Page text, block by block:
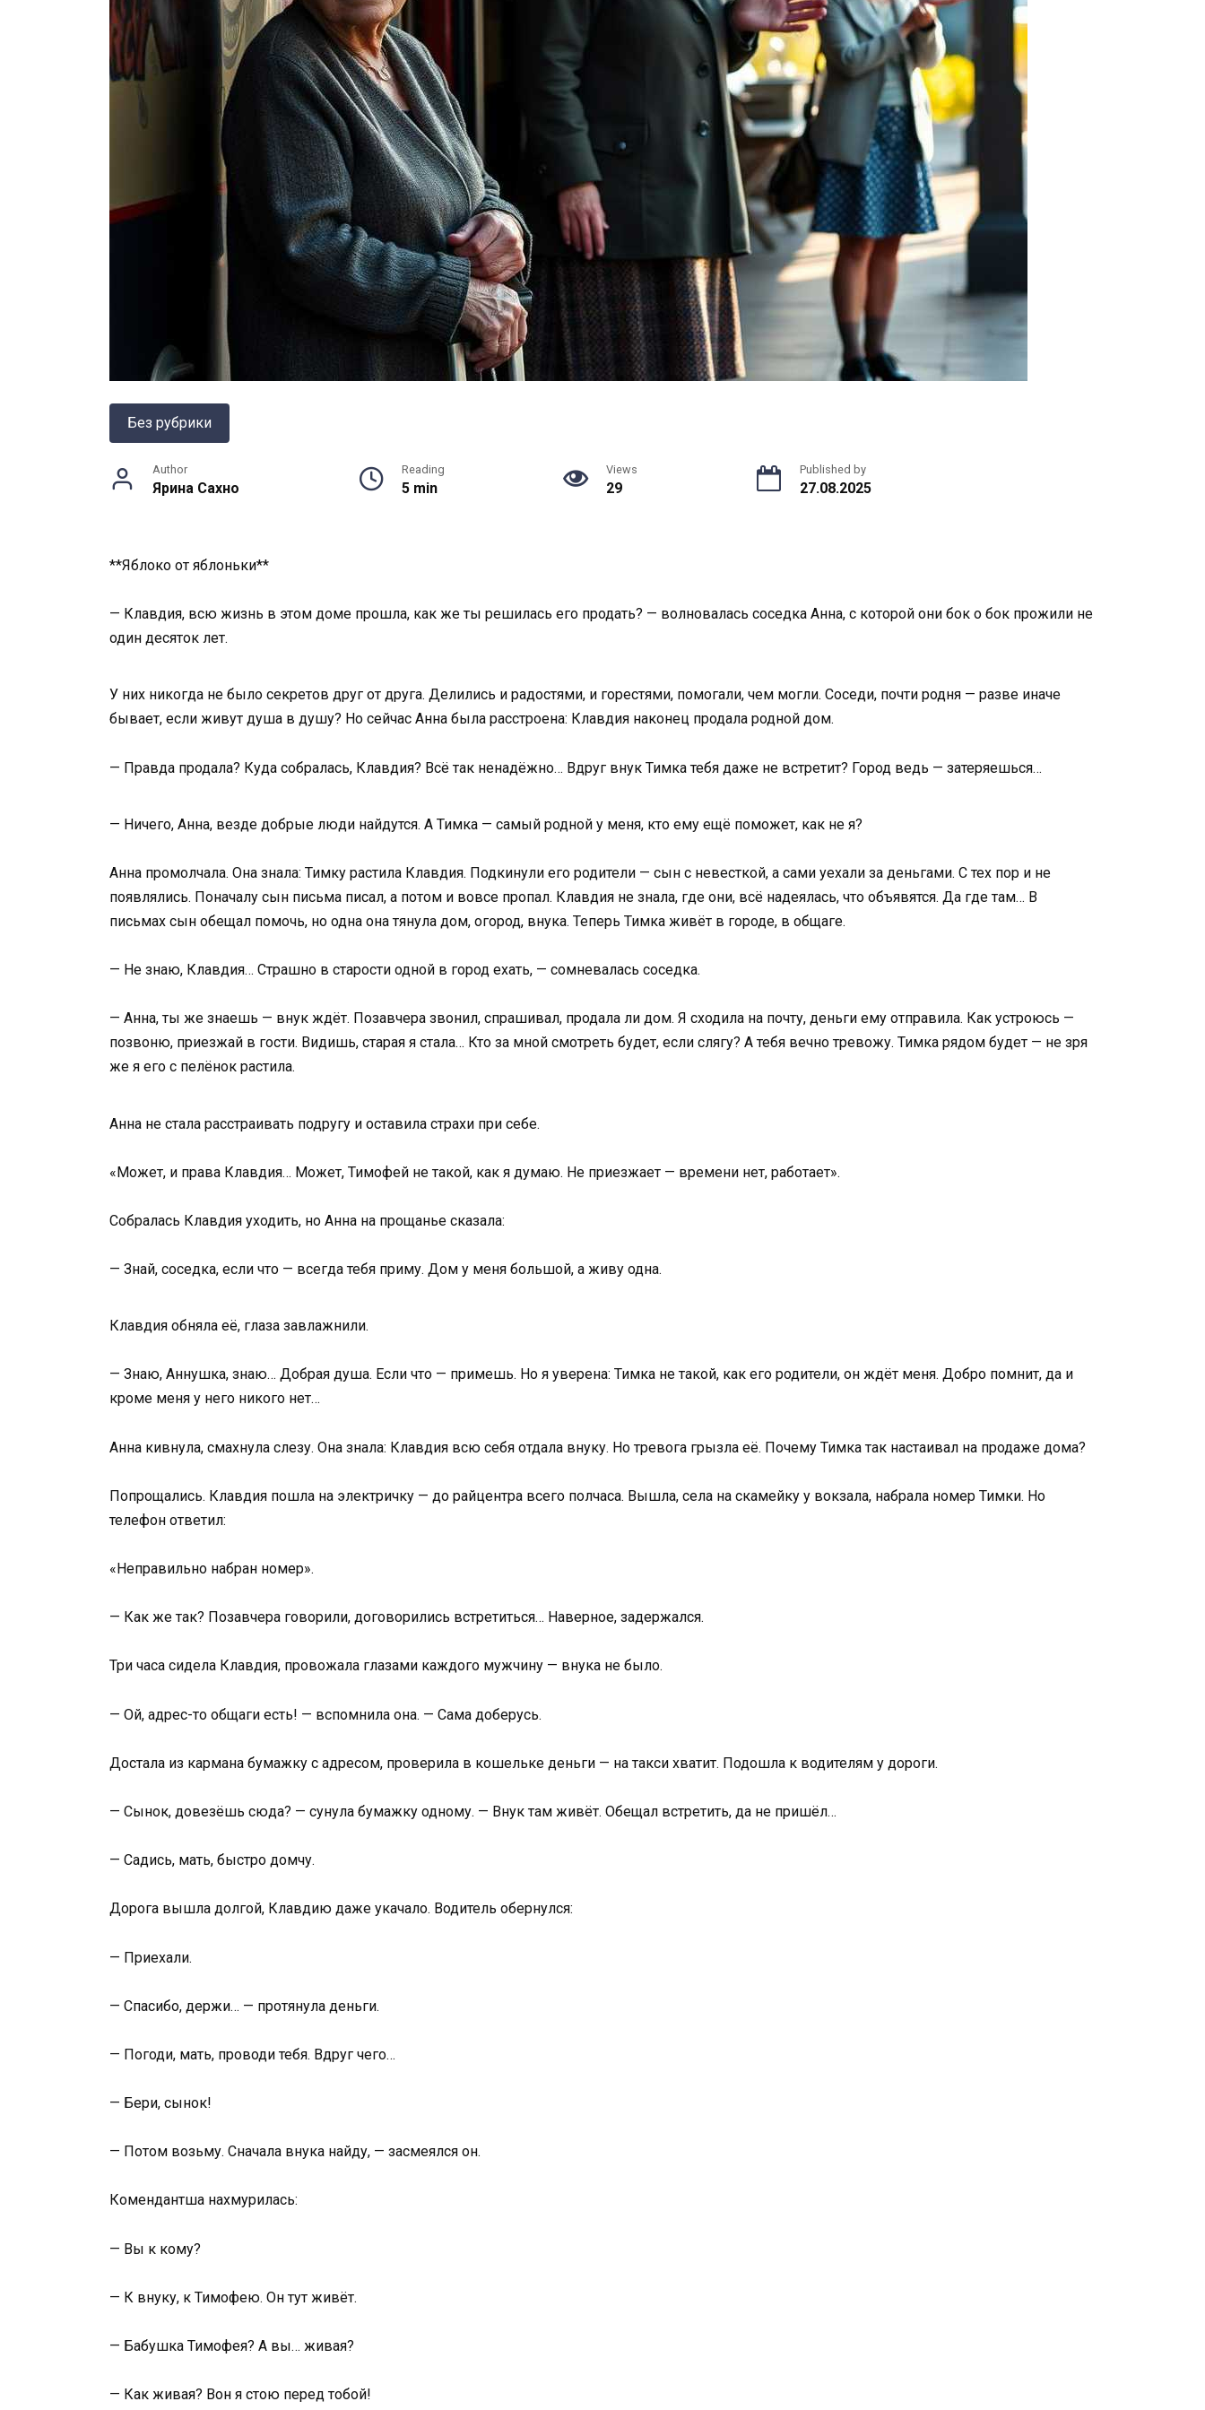
Без рубрики
Author
Ярина Сахно
Reading
5 min
Views
29
Published by
27.08.2025
**Яблоко от яблоньки**
— Клавдия, всю жизнь в этом доме прошла, как же ты решилась его продать? — волновалась соседка Анна, с которой они бок о бок прожили не
один десяток лет.
У них никогда не было секретов друг от друга. Делились и радостями, и горестями, помогали, чем могли. Соседи, почти родня — разве иначе
бывает, если живут душа в душу? Но сейчас Анна была расстроена: Клавдия наконец продала родной дом.
— Правда продала? Куда собралась, Клавдия? Всё так ненадёжно… Вдруг внук Тимка тебя даже не встретит? Город ведь — затеряешься…
— Ничего, Анна, везде добрые люди найдутся. А Тимка — самый родной у меня, кто ему ещё поможет, как не я?
Анна промолчала. Она знала: Тимку растила Клавдия. Подкинули его родители — сын с невесткой, а сами уехали за деньгами. С тех пор и не
появлялись. Поначалу сын письма писал, а потом и вовсе пропал. Клавдия не знала, где они, всё надеялась, что объявятся. Да где там… В
письмах сын обещал помочь, но одна она тянула дом, огород, внука. Теперь Тимка живёт в городе, в общаге.
— Не знаю, Клавдия… Страшно в старости одной в город ехать, — сомневалась соседка.
— Анна, ты же знаешь — внук ждёт. Позавчера звонил, спрашивал, продала ли дом. Я сходила на почту, деньги ему отправила. Как устроюсь —
позвоню, приезжай в гости. Видишь, старая я стала… Кто за мной смотреть будет, если слягу? А тебя вечно тревожу. Тимка рядом будет — не зря
же я его с пелёнок растила.
Анна не стала расстраивать подругу и оставила страхи при себе.
«Может, и права Клавдия… Может, Тимофей не такой, как я думаю. Не приезжает — времени нет, работает».
Собралась Клавдия уходить, но Анна на прощанье сказала:
— Знай, соседка, если что — всегда тебя приму. Дом у меня большой, а живу одна.
Клавдия обняла её, глаза завлажнили.
— Знаю, Аннушка, знаю… Добрая душа. Если что — примешь. Но я уверена: Тимка не такой, как его родители, он ждёт меня. Добро помнит, да и
кроме меня у него никого нет…
Анна кивнула, смахнула слезу. Она знала: Клавдия всю себя отдала внуку. Но тревога грызла её. Почему Тимка так настаивал на продаже дома?
Попрощались. Клавдия пошла на электричку — до райцентра всего полчаса. Вышла, села на скамейку у вокзала, набрала номер Тимки. Но
телефон ответил:
«Неправильно набран номер».
— Как же так? Позавчера говорили, договорились встретиться… Наверное, задержался.
Три часа сидела Клавдия, провожала глазами каждого мужчину — внука не было.
— Ой, адрес-то общаги есть! — вспомнила она. — Сама доберусь.
Достала из кармана бумажку с адресом, проверила в кошельке деньги — на такси хватит. Подошла к водителям у дороги.
— Сынок, довезёшь сюда? — сунула бумажку одному. — Внук там живёт. Обещал встретить, да не пришёл…
— Садись, мать, быстро домчу.
Дорога вышла долгой, Клавдию даже укачало. Водитель обернулся:
— Приехали.
— Спасибо, держи… — протянула деньги.
— Погоди, мать, проводи тебя. Вдруг чего…
— Бери, сынок!
— Потом возьму. Сначала внука найду, — засмеялся он.
Комендантша нахмурилась:
— Вы к кому?
— К внуку, к Тимофею. Он тут живёт.
— Бабушка Тимофея? А вы… живая?
— Как живая? Вон я стою перед тобой!